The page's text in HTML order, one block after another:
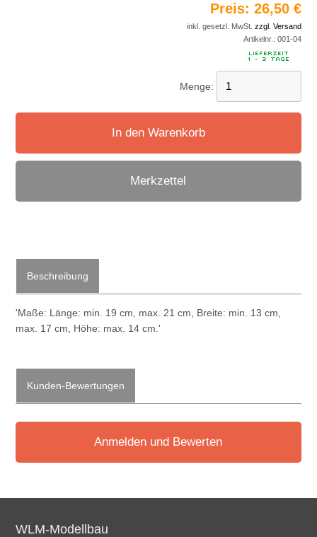
Preis: 26,50 €
inkl. gesetzl. MwSt. zzgl. Versand
Artikelnr.: 001-04
Menge:
In den Warenkorb
Merkzettel
Beschreibung
'Maße: Länge: min. 19 cm, max. 21 cm, Breite: min. 13 cm,
max. 17 cm, Höhe: max. 14 cm.'
Kunden-Bewertungen
Anmelden und Bewerten
WLM-Modellbau